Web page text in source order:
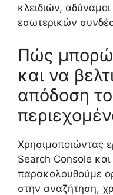
κλειδιών,
εσωτερικών
Πώς
και να
απόδοση
Χρησιμοποιώντας
Search Console
παρακολουθούμε
στην αναζήτηση,